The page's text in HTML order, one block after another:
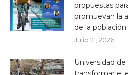
propuestas
promuevan la
de la población
Julio 21, 2026
Universidad
transformar el